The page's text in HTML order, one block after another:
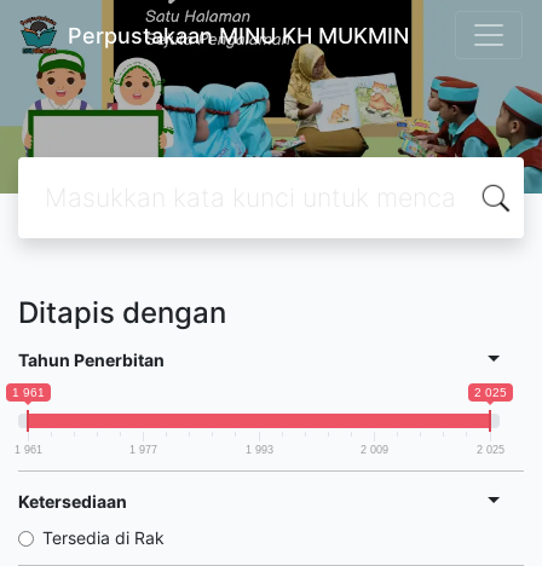
Perpustakaan MINU KH MUKMIN
Ditapis dengan
Tahun Penerbitan
1 961 2 025
1 961 1 977 1 993 2 009 2 025
Ketersediaan
Tersedia di Rak